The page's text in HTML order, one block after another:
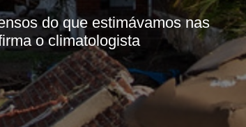
do que estimávamos nas
o climatologista